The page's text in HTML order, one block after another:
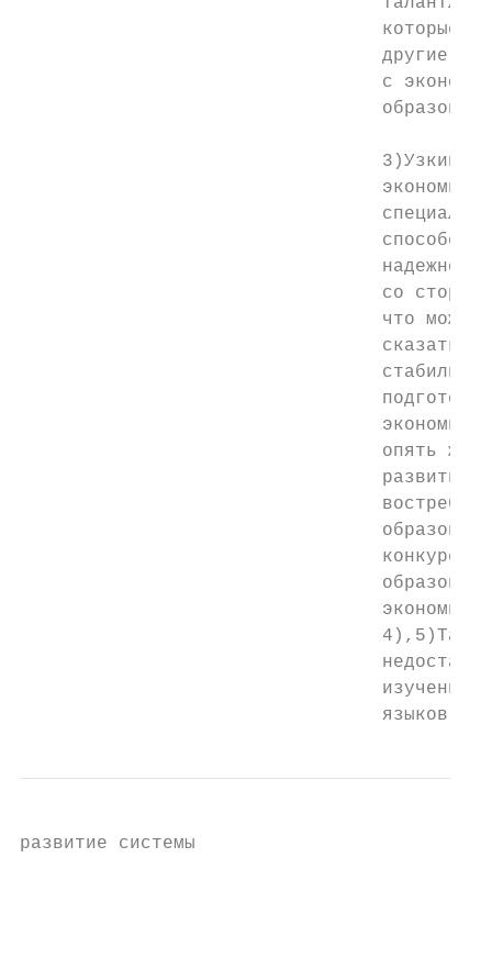
которые
другие
с
3)Узкий
способен
надежное
со
что может
сказаться
опять же
                                 развитие и
4),5)Так
изучению
языков и
развитие системы